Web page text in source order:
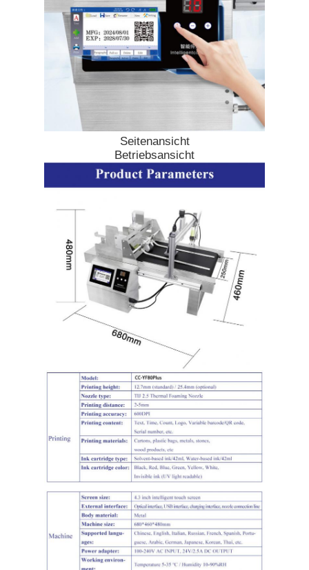
Qualitätskontrolle
Nachrichten
Referenzen
Maschine zum Markieren mit Faserlaser
Handlaser-Markierungsmaschine
CO2-Lasermarkierungsmaschine
UV -Lasermarkierungsmaschine
Tj-Tintenstrahldrucker
Industrielle Tintenpatronen
Verpackungsmaschine
Industrieller UV-Drucker
Dauerdichte Versiegelungsmaschine
Seitenansicht
Betriebsansicht